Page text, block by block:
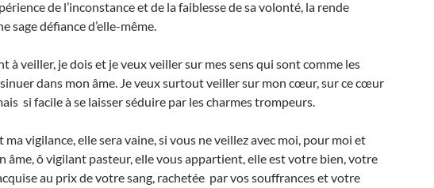
de l’inconstance et de la faiblesse de sa volonté, la rende
sage défiance d’elle-même.
à veiller, je dois et je veux veiller sur mes sens qui sont comme les
dans mon âme. Je veux surtout veiller sur mon cœur, sur ce cœur
si facile à se laisser séduire par les charmes trompeurs.
ma vigilance, elle sera vaine, si vous ne veillez avec moi, pour moi et
âme, ô vigilant pasteur, elle vous appartient, elle est votre bien, votre
au prix de votre sang, rachetée par vos souffrances et votre